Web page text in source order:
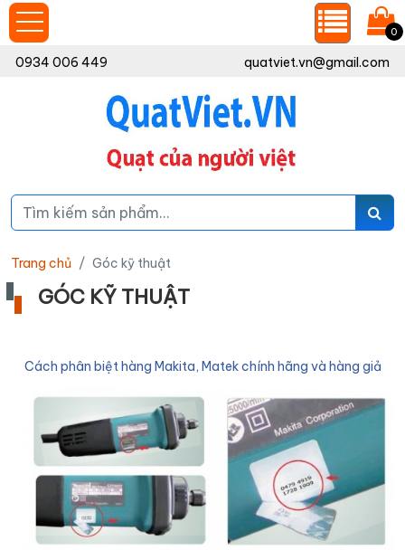
0
0934 006 449 quatviet.vn@gmail.com
Trang chủ Góc kỹ thuật
GÓC KỸ THUẬT
Cách phân biệt hàng Makita, Matek chính hãng và hàng giả